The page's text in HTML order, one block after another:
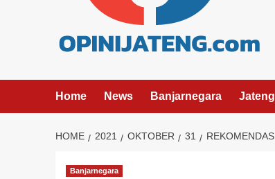
Home News Banjarnegara Jateng
HOME 2021 OKTOBER 31
Banjarnegara